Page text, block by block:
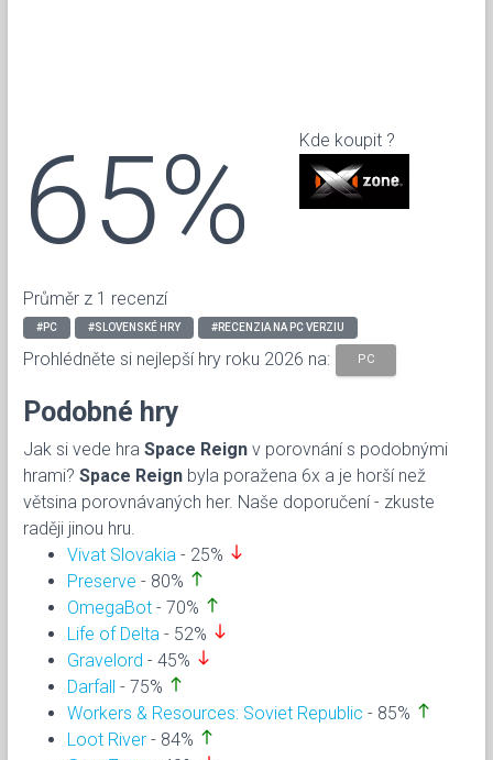
65%
Průměr z 1 recenzí
Kde koupit ?
#PC #SLOVENSKÉ HRY #RECENZIA NA PC VERZIU
Prohlédněte si nejlepší hry roku 2026 na: PC
Podobné hry
Jak si vede hra Space Reign v porovnání s podobnými
hrami? Space Reign byla poražena 6x a je horší než
větsina porovnávaných her. Naše doporučení - zkuste
raději jinou hru.
Vivat Slovakia - 25% south
Preserve - 80% north
OmegaBot - 70% north
Life of Delta - 52% south
Gravelord - 45% south
Darfall - 75% north
Workers & Resources: Soviet Republic - 85% north
Loot River - 84% north